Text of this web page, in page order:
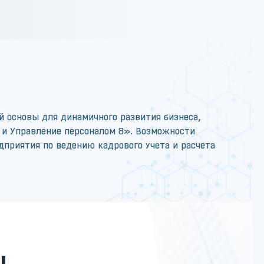
для динамичного развития бизнеса,
Управление персоналом 8». Возможности
по ведению кадрового учета и расчета